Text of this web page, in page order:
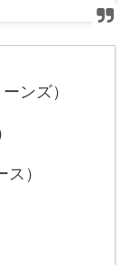
ンズ）
）